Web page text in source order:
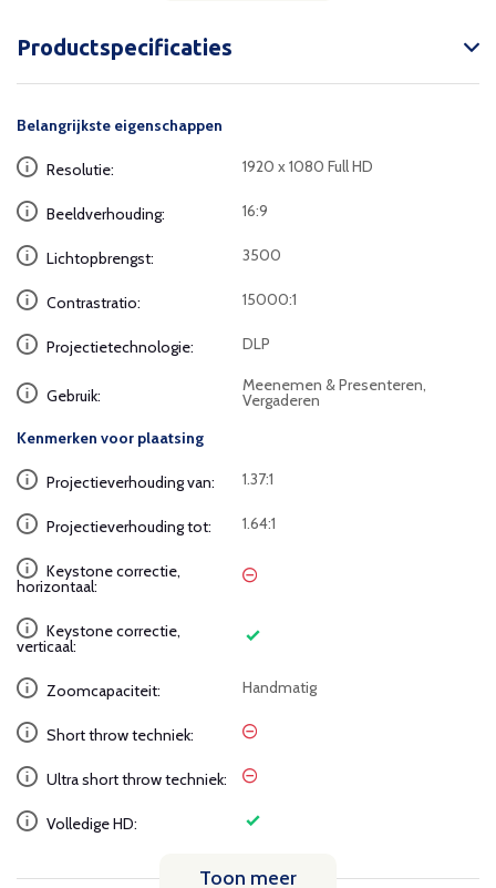
Productspecificaties
Belangrijkste eigenschappen
Resolutie: 1920 x 1080 Full HD
Beeldverhouding: 16:9
Lichtopbrengst: 3500
Contrastratio: 15000:1
Projectietechnologie: DLP
Gebruik:
Meenemen & Presenteren,
Vergaderen
Kenmerken voor plaatsing
Projectieverhouding van: 1.37:1
Projectieverhouding tot: 1.64:1
Keystone correctie,
horizontaal:
Keystone correctie,
verticaal:
Zoomcapaciteit: Handmatig
Short throw techniek:
Ultra short throw techniek:
Volledige HD:
Toon meer